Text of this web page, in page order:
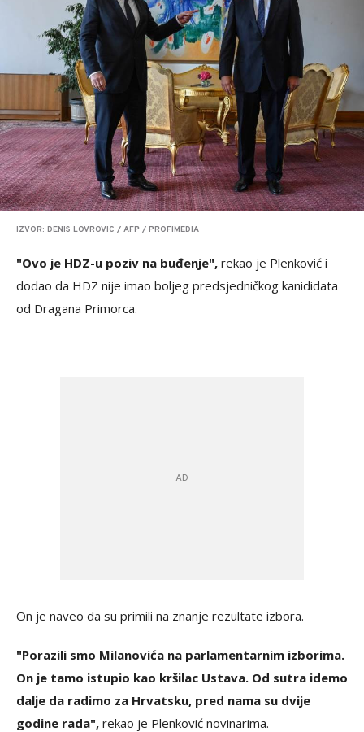
IZVOR: DENIS LOVROVIC / AFP / PROFIMEDIA
"Ovo je HDZ-u poziv na buđenje", rekao je Plenković i
dodao da HDZ nije imao boljeg predsjedničkog kanididata
od Dragana Primorca.
On je naveo da su primili na znanje rezultate izbora.
"Porazili smo Milanovića na parlamentarnim izborima.
On je tamo istupio kao kršilac Ustava. Od sutra idemo
dalje da radimo za Hrvatsku, pred nama su dvije
godine rada", rekao je Plenković novinarima.